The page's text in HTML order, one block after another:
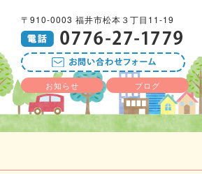
〒910-0003 福井市松本３丁目11-19
お知らせ ブログ